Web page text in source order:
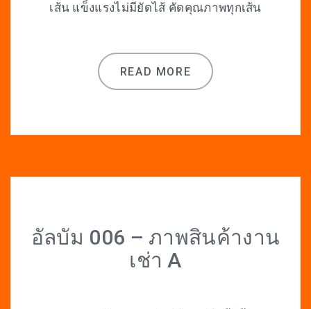
เส้น แข็งแรงไม่มียัดไส้ คัดคุณภาพทุกเส้น
READ MORE
อัลบัม 006 – ภาพสินค้างาน
เช่า A